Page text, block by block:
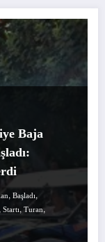
Baja
, Başladı,
Startı, Turan,